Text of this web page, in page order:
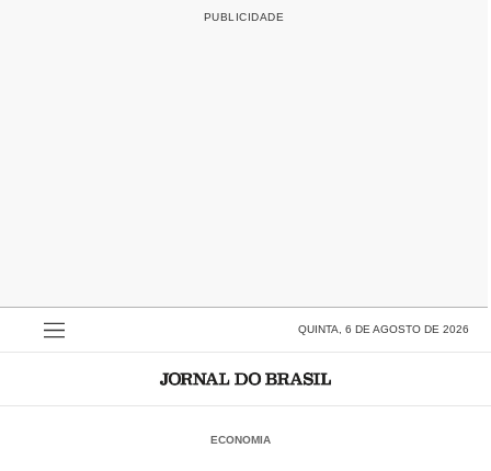
QUINTA, 6 DE AGOSTO DE 2026
ECONOMIA